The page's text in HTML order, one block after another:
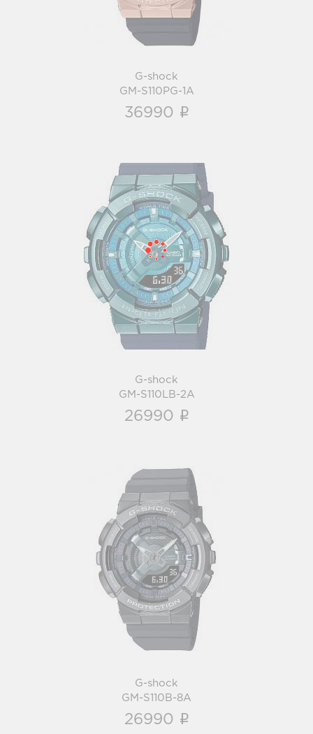
G-shock
GM-S110PG-1A
36990 i
G-shock
GM-S110LB-2A
i
G-shock
GM-S110LB-2A
26990 i
G-shock
GM-S110B-8A
i
G-shock
GM-S110B-8A
26990 i